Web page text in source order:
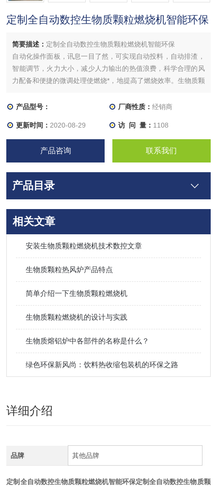
定制全自动数控生物质颗粒燃烧机智能环保
简要描述： 定制全自动数控生物质颗粒燃烧机智能环保
自动化操作面板，讯息一目了然，可实现自动投料，自动排渣，
智能调节，火力大小，减少人力输出的热值浪费，科学合理的风
力配备和便捷的微调处理使燃烧*，地提高了燃烧效率。生物质颗
代现有的燃油燃气燃烧器，节省能源成本；能量利用效率高、 污
决农作物秸秆等
产品型号： 厂商性质： 经销商
更新时间： 2020-08-29 访 问 量： 1108
产品咨询 联系我们
产品目录
相关文章
安装生物质颗粒燃烧机技术数控文章
生物质颗粒热风炉产品特点
简单介绍一下生物质颗粒燃烧机
生物质颗粒燃烧机的设计与实践
生物质熔铝炉中各部件的名称是什么？
绿色环保新风尚：饮料热收缩包装机的环保之路
详细介绍
品牌 其他品牌
定制全自动数控生物质颗粒燃烧机智能环保定制全自动数控生物质颗